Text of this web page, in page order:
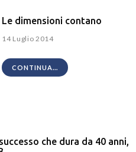
Le dimensioni contano
14 Luglio 2014
CONTINUA...
che dura da 40 anni,